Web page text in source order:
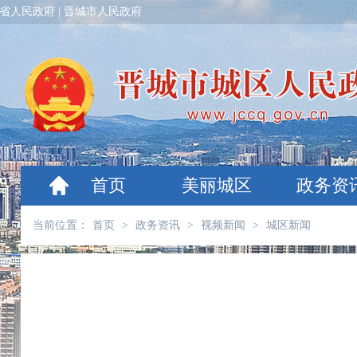
人民政府 晋城市人民政府
首页 美丽城区 政务资
当前位置： 首页 > 政务资讯 > 视频新闻 > 城区新闻